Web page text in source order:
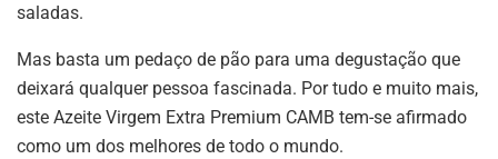
saladas.
Mas basta um pedaço de pão para uma degustação que
deixará qualquer pessoa fascinada. Por tudo e muito mais,
este Azeite Virgem Extra Premium CAMB tem-se afirmado
como um dos melhores de todo o mundo.